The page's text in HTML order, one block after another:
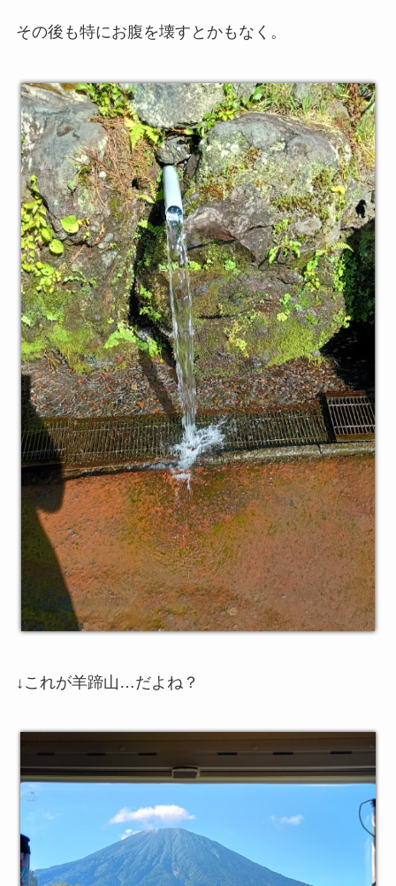
その後も特にお腹を壊すとかもなく。
↓これが羊蹄山…だよね？